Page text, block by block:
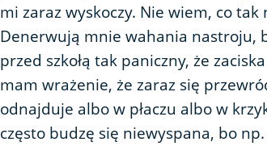
mi zaraz wyskoczy. Nie wiem, co
Denerwują mnie wahania nastroju,
przed szkołą tak paniczny, że
mam wrażenie, że zaraz się
odnajduje albo w płaczu albo w
często budzę się niewyspana, bo